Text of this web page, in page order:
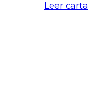
Leer